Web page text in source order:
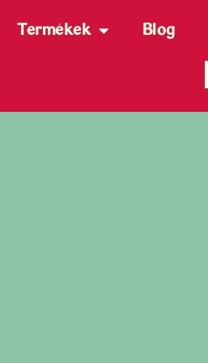
Termékek Blog